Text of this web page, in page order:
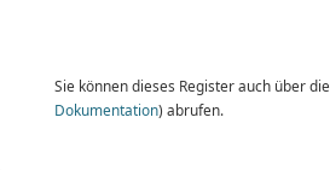
Sie können dieses Register auch über die
Dokumentation) abrufen.